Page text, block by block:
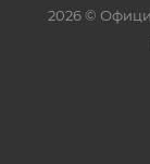
2026 ©